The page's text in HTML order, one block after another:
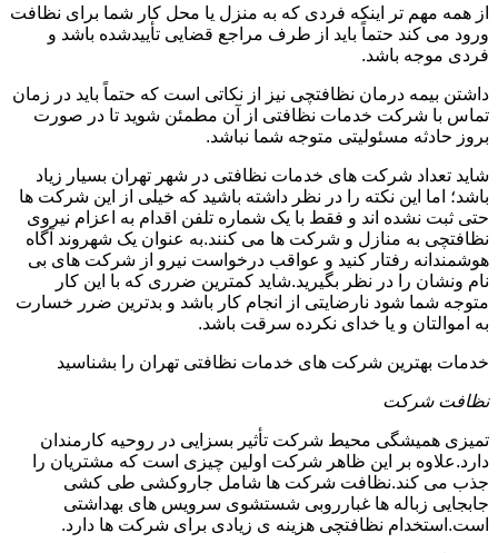
از همه مهم تر اینکه فردی که به منزل یا محل کار شما برای نظافت
ورود می کند حتماً باید از طرف مراجع قضایی تأییدشده باشد و
فردی موجه باشد.
داشتن بیمه درمان نظافتچی نیز از نکاتی است که حتماً باید در زمان
تماس با شرکت خدمات نظافتی از آن مطمئن شوید تا در صورت
بروز حادثه مسئولیتی متوجه شما نباشد.
شاید تعداد شرکت های خدمات نظافتی در شهر تهران بسیار زیاد
باشد؛ اما این نکته را در نظر داشته باشید که خیلی از این شرکت ها
حتی ثبت نشده اند و فقط با یک شماره تلفن اقدام به اعزام نیروی
نظافتچی به منازل و شرکت ها می کنند.به عنوان یک شهروند آگاه
هوشمندانه رفتار کنید و عواقب درخواست نیرو از شرکت های بی
نام ونشان را در نظر بگیرید.شاید کمترین ضرری که با این کار
متوجه شما شود نارضایتی از انجام کار باشد و بدترین ضرر خسارت
به اموالتان و یا خدای نکرده سرقت باشد.
خدمات بهترین شرکت های خدمات نظافتی تهران را بشناسید
نظافت شرکت
تمیزی همیشگی محیط شرکت تأثیر بسزایی در روحیه کارمندان
دارد.علاوه بر این ظاهر شرکت اولین چیزی است که مشتریان را
جذب می کند.نظافت شرکت ها شامل جاروکشی طی کشی
جابجایی زباله ها غبارروبی شستشوی سرویس های بهداشتی
است.استخدام نظافتچی هزینه ی زیادی برای شرکت ها دارد.